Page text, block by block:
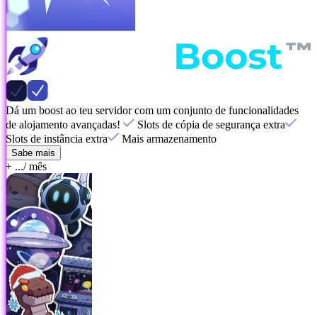
Dá um boost ao teu servidor com um conjunto de funcionalidades
de alojamento avançadas!
Slots de cópia de segurança extra
Slots de instância extra
Mais armazenamento
Sabe mais
+ .../ mês